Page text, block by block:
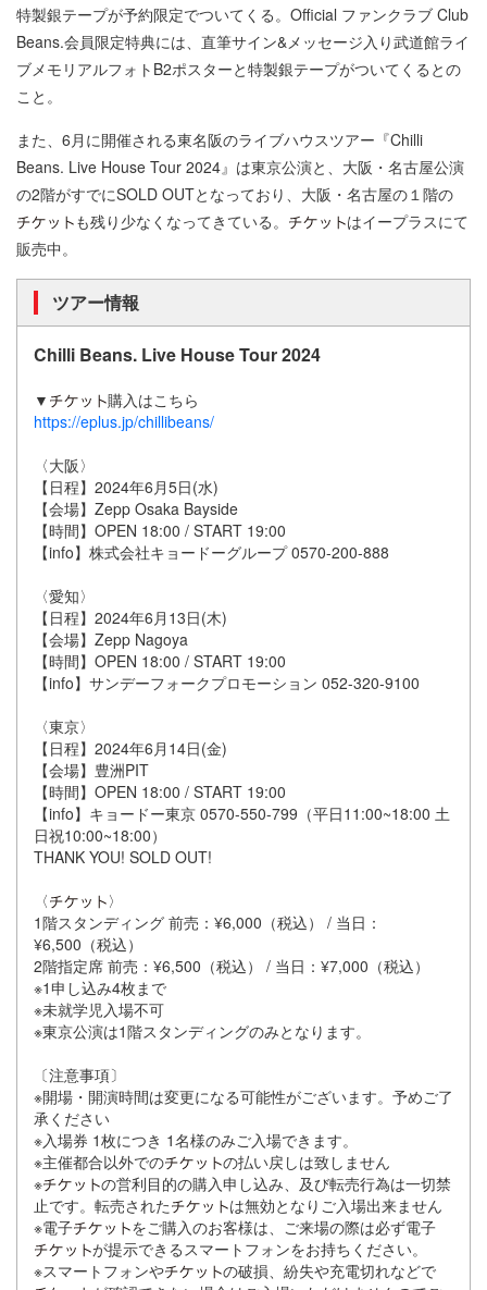
特製銀テープが予約限定でついてくる。Official ファンクラブ Club
Beans.会員限定特典には、直筆サイン&メッセージ入り武道館ライ
ブメモリアルフォトB2ポスターと特製銀テープがついてくるとの
こと。
また、6月に開催される東名阪のライブハウスツアー『Chilli
Beans. Live House Tour 2024』は東京公演と、大阪・名古屋公演
の2階がすでにSOLD OUTとなっており、大阪・名古屋の１階の
も残り少なくなってきている。
はイープラスにて
販売中。
ツアー情報
Chilli Beans. Live House Tour 2024
▼
購入はこちら
https://eplus.jp/chillibeans/
〈大阪〉
【日程】2024年6月5日(水)
【会場】Zepp Osaka Bayside
【時間】OPEN 18:00 / START 19:00
【info】株式会社キョードーグループ 0570-200-888
〈愛知〉
【日程】2024年6月13日(木)
【会場】Zepp Nagoya
【時間】OPEN 18:00 / START 19:00
【info】サンデーフォークプロモーション 052-320-9100
〈東京〉
【日程】2024年6月14日(金)
【会場】豊洲PIT
【時間】OPEN 18:00 / START 19:00
【info】キョードー東京 0570-550-799（平日11:00~18:00 土
日祝10:00~18:00）
THANK YOU! SOLD OUT!
〈
〉
1階スタンディング 前売：¥6,000（税込） / 当日：
¥6,500（税込）
2階指定席 前売：¥6,500（税込） / 当日：¥7,000（税込）
※1申し込み4枚まで
※未就学児入場不可
※東京公演は1階スタンディングのみとなります。
〔注意事項〕
※開場・開演時間は変更になる可能性がございます。予めご了
承ください
※入場券 1枚につき 1名様のみご入場できます。
※主催都合以外での
の払い戻しは致しません
※
の営利目的の購入申し込み、及び転売行為は一切禁
止です。転売された
は無効となりご入場出来ません
※電子
をご購入のお客様は、ご来場の際は必ず電子
が提示できるスマートフォンをお持ちください。
※スマートフォンや
の破損、紛失や充電切れなどで